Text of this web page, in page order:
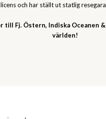
och har ställt ut statlig
till Fj. Östern, Indiska Oceanen
världen!